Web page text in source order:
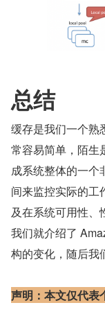
总结
缓存是我们一个熟
常容易简单，陌生
成系统整体的一个
间来监控实际的工
及在系统可用性、
我们就介绍了
构的变化，随后我
声明：本文仅代表